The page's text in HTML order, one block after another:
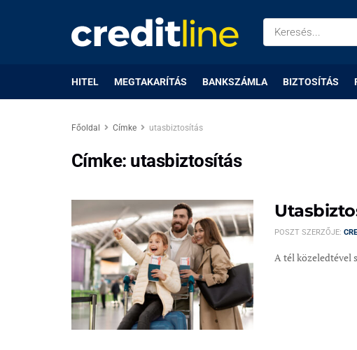
HITEL MEGTAKARÍTÁS BANKSZÁMLA BIZTOSÍTÁS
Főoldal Címke utasbiztosítás
Címke: utasbiztosítás
POSZT SZERZŐJE:
A tél közeledtével